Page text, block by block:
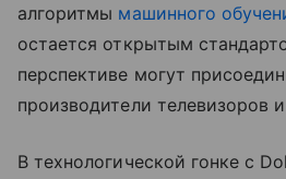
алгоритмы машинного
остается открытым
перспективе могут
производители телевизоров
В технологической гонке с